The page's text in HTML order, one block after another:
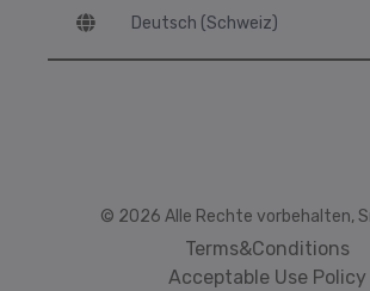
© 2026 Alle Rechte vorbehalten,
Terms&Conditions
Acceptable Use Policy